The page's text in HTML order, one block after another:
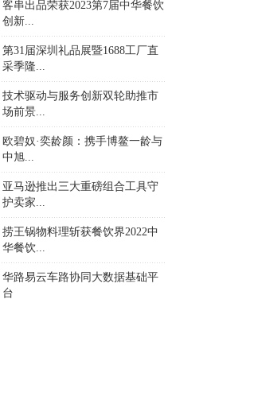
客串出品荣获2023第7届中华餐饮
创新...
第31届深圳礼品展暨1688工厂直
采季隆...
技术驱动与服务创新双轮助推市
场前景...
欧碧奴·奕龄颜：携手博鳌一龄与
中旭...
亚马逊推出三大重磅组合工具守
护卖家...
捞王锅物料理斩获餐饮界2022中
华餐饮...
华路易云车路协同大数据基础平
台